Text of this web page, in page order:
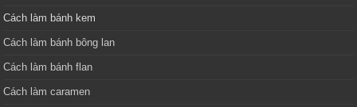
Cách làm bánh kem
Cách làm bánh bông lan
Cách làm bánh flan
Cách làm caramen